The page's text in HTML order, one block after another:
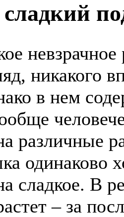
никакого
в нем
различные
одинаково
сладкое. В
– за